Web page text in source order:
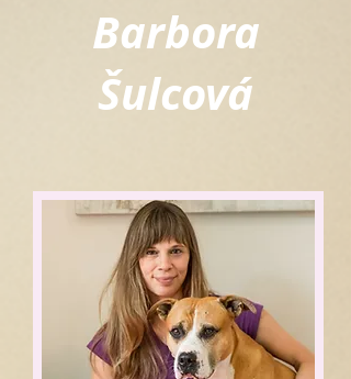
Barbora
Šulcová